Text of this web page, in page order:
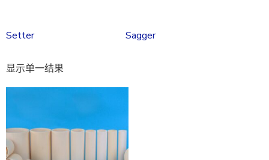
Setter Sagger
显示单一结果